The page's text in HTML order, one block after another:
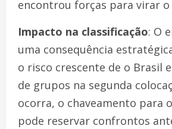
encontrou forças para virar o
Impacto na classificação: O
uma consequência
o risco crescente de o Brasil
de grupos na segunda
ocorra, o chaveamento para
pode reservar confrontos